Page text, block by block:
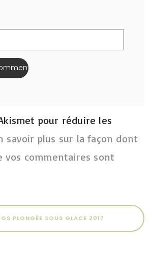
pour réduire les
savoir plus sur la façon dont
vos commentaires sont
PLONGÉE SOUS GLACE 2017